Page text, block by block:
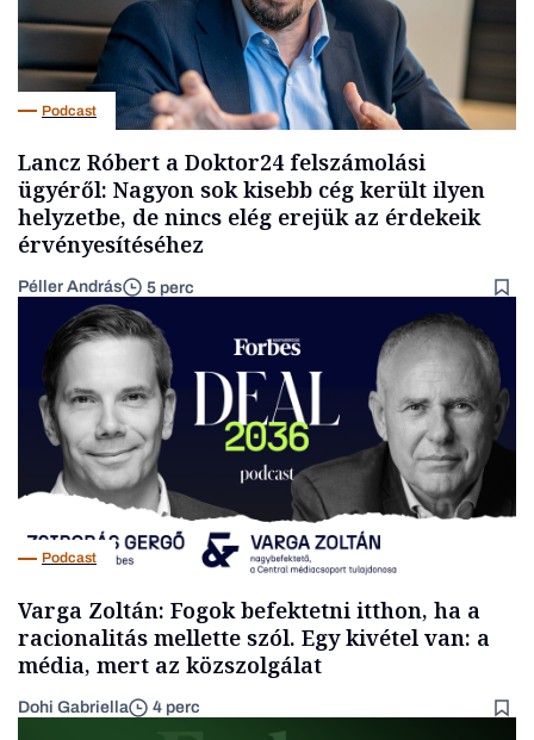
Podcast
Lancz Róbert a Doktor24 felszámolási
ügyéről: Nagyon sok kisebb cég került ilyen
helyzetbe, de nincs elég erejük az érdekeik
érvényesítéséhez
Péller András 5 perc
Podcast
Varga Zoltán: Fogok befektetni itthon, ha a
racionalitás mellette szól. Egy kivétel van: a
média, mert az közszolgálat
Dohi Gabriella 4 perc